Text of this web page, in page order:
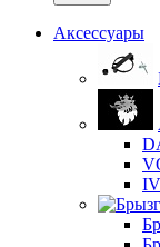
Аксессуары